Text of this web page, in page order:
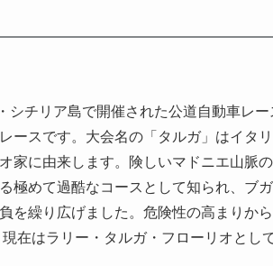
シチリア島で開催された公道自動車レー
ースです。大会名の「タルガ」はイタ
家に由来します。険しいマドニエ山脈
極めて過酷なコースとして知られ、ブ
を繰り広げました。危険性の高まりから
在はラリー・タルガ・フローリオとし